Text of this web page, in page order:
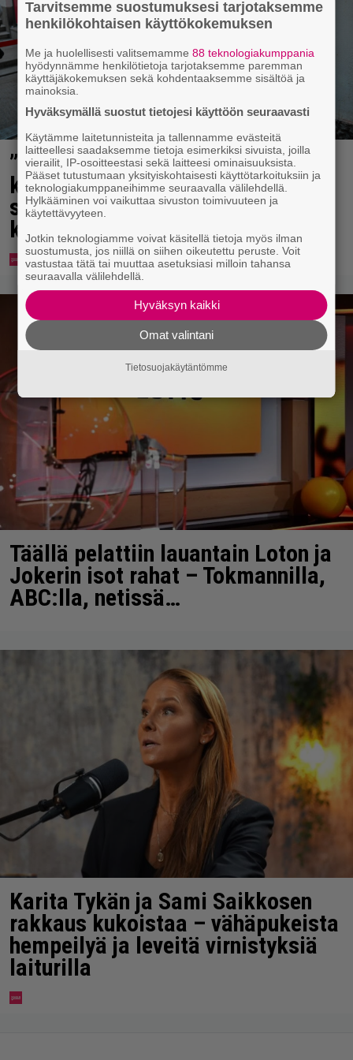
”Mitä isompi vehje, sen paremmin
kulkee” – Susanna Penttilä
suuntasi Bangbussinsa Helsingin
keskustaan
Täällä pelattiin lauantain Loton ja
Jokerin isot rahat – Tokmannilla,
ABC:lla, netissä…
Karita Tykän ja Sami Saikkosen
rakkaus kukoistaa – vähäpukeista
hempeilyä ja leveitä virnistyksiä
laiturilla
Tarvitsemme suostumuksesi tarjotaksemme
henkilökohtaisen käyttökokemuksen
Me ja huolellisesti valitsemamme88 teknologiakumppania
hyödynnämme henkilötietoja tarjotaksemme paremman
käyttäjäkokemuksen sekä kohdentaaksemme sisältöä ja
mainoksia.
Hyväksymällä suostut tietojesi käyttöön seuraavasti
Käytämme laitetunnisteita ja tallennamme evästeitä
laitteellesi saadaksemme tietoja esimerkiksi sivuista, joilla
vierailit, IP-osoitteestasi sekä laitteesi ominaisuuksista.
Pääset tutustumaan yksityiskohtaisesti käyttötarkoituksiin ja
teknologiakumppaneihimme seuraavalla välilehdellä.
Hylkääminen voi vaikuttaa sivuston toimivuuteen ja
käytettävyyteen.
Jotkin teknologiamme voivat käsitellä tietoja myös ilman
suostumusta, jos niillä on siihen oikeutettu peruste. Voit
vastustaa tätä tai muuttaa asetuksiasi milloin tahansa
seuraavalla välilehdellä.
Hyväksyn kaikki
Omat valintani
Tietosuojakäytäntömme